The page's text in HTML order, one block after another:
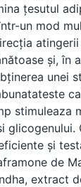
țesutul
un mod
și, în
unei
stimuleaza
glicogenului.
și
de
extract